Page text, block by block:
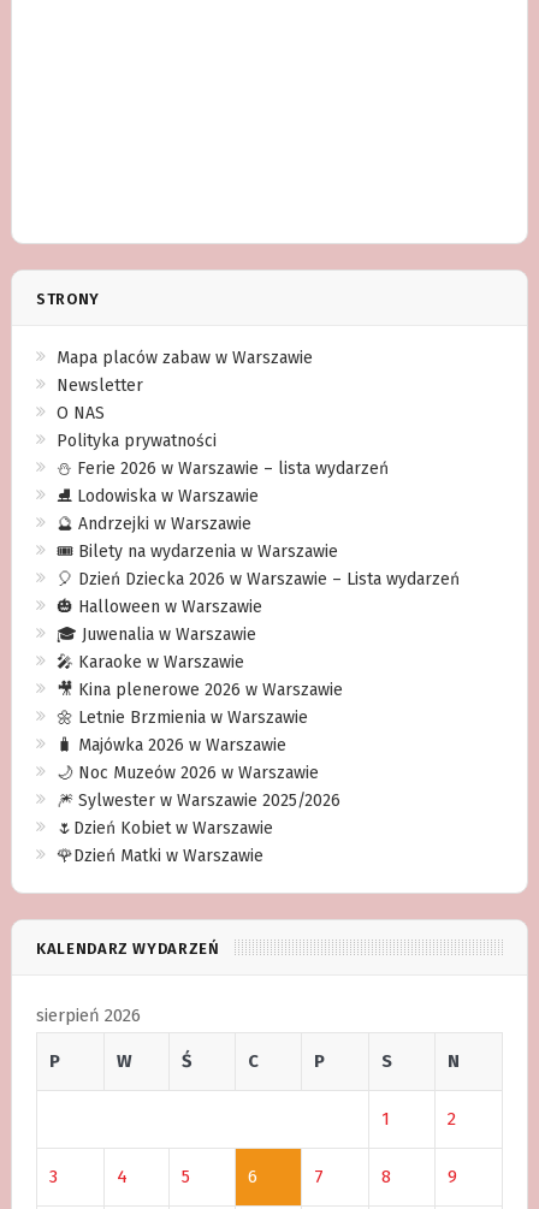
STRONY
Mapa placów zabaw w Warszawie
Newsletter
O NAS
Polityka prywatności
⛄️ Ferie 2026 w Warszawie – lista wydarzeń
⛸ Lodowiska w Warszawie
🔮 Andrzejki w Warszawie
🎟️ Bilety na wydarzenia w Warszawie
🎈 Dzień Dziecka 2026 w Warszawie – Lista wydarzeń
🎃 Halloween w Warszawie
🎓 Juwenalia w Warszawie
🎤 Karaoke w Warszawie
🎥 Kina plenerowe 2026 w Warszawie
🌼 Letnie Brzmienia w Warszawie
🧳 Majówka 2026 w Warszawie
🌙 Noc Muzeów 2026 w Warszawie
🎆 Sylwester w Warszawie 2025/2026
🌷Dzień Kobiet w Warszawie
🌹Dzień Matki w Warszawie
KALENDARZ WYDARZEŃ
sierpień 2026
P W Ś C P S N
1 2
3 4 5 6 7 8 9